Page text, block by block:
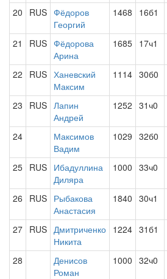
20 RUS Фёдоров
Георгий
1468 16б1
21 RUS Фёдорова
Арина
1685 17ч1
22 RUS Ханевский
Максим
1114 30б0
23 RUS Лапин
Андрей
1252 31ч0
24
Максимов
Вадим
1029 32б0
25 RUS Ибадуллина
Диляра
1000 33ч0
26 RUS Рыбакова
Анастасия
1840 30ч1
27 RUS Дмитриченко
Никита
1224 31б1
28
Денисов
Роман
1000 32ч0